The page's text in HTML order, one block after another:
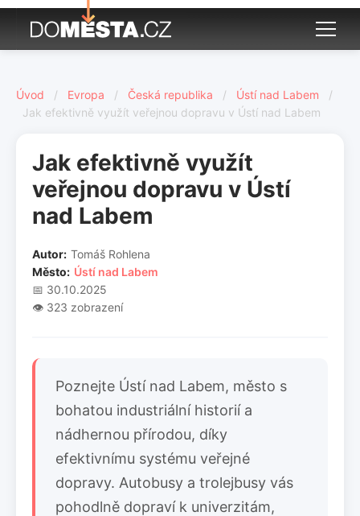
Úvod / Evropa / Česká republika / Ústí nad Labem
/
Jak efektivně využít veřejnou dopravu v Ústí nad Labem
Jak efektivně využít
veřejnou dopravu v Ústí
nad Labem
Autor: Tomáš Rohlena
Město: Ústí nad Labem
📅 30.10.2025
👁️ 323 zobrazení
Poznejte Ústí nad Labem, město s
bohatou industriální historií a
nádhernou přírodou, díky
efektivnímu systému veřejné
dopravy. Autobusy a trolejbusy vás
pohodlně dopraví k univerzitám,